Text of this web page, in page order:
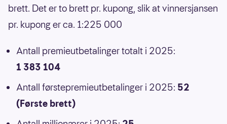
brett. Det er to brett pr. kupong, slik at vinnersjansen
pr. kupong er ca. 1:225 000
Antall premieutbetalinger totalt i 2025:
1 383 104
Antall førstepremieutbetalinger i 2025: 52
(Første brett)